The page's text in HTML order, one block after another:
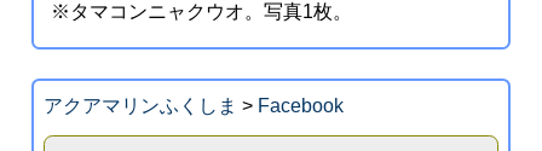
※タマコンニャクウオ。写真1枚。
アクアマリンふくしま > Facebook